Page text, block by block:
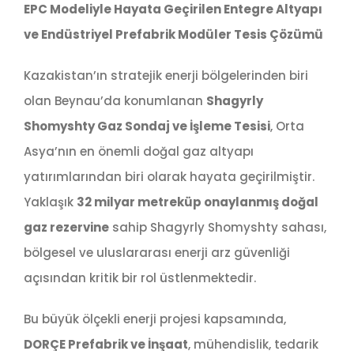
EPC Modeliyle Hayata Geçirilen Entegre Altyapı
ve Endüstriyel Prefabrik Modüler Tesis Çözümü
Kazakistan’ın stratejik enerji bölgelerinden biri
olan Beynau’da konumlanan Shagyrly
Shomyshty Gaz Sondaj ve İşleme Tesisi, Orta
Asya’nın en önemli doğal gaz altyapı
yatırımlarından biri olarak hayata geçirilmiştir.
Yaklaşık 32 milyar metreküp onaylanmış doğal
gaz rezervinesahip Shagyrly Shomyshty sahası,
bölgesel ve uluslararası enerji arz güvenliği
açısından kritik bir rol üstlenmektedir.
Bu büyük ölçekli enerji projesi kapsamında,
DORÇE Prefabrik ve İnşaat, mühendislik, tedarik